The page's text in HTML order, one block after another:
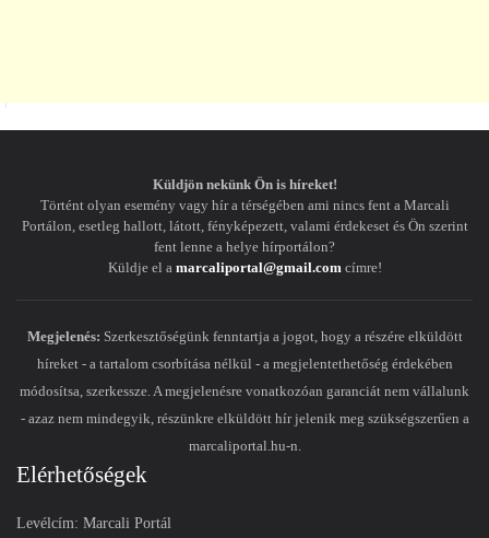
Küldjön nekünk Ön is híreket!
Történt olyan esemény vagy hír a térségében ami nincs fent a Marcali
Portálon, esetleg hallott, látott, fényképezett, valami érdekeset és Ön szerint
fent lenne a helye hírportálon?
Küldje el a marcaliportal@gmail.com címre!
Megjelenés: Szerkesztőségünk fenntartja a jogot, hogy a részére elküldött
híreket - a tartalom csorbítása nélkül - a megjelentethetőség érdekében
módosítsa, szerkessze. A megjelenésre vonatkozóan garanciát nem vállalunk
- azaz nem mindegyik, részünkre elküldött hír jelenik meg szükségszerűen a
marcaliportal.hu-n.
Elérhetőségek
Levélcím: Marcali Portál